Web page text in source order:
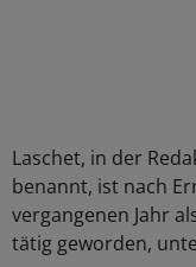
Laschet, in der
benannt, ist nach
vergangenen Jahr
tätig geworden,